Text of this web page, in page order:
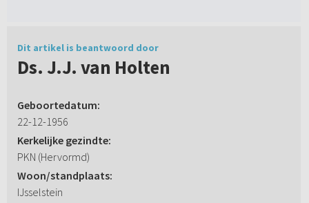
Dit artikel is beantwoord door
Ds. J.J. van Holten
Geboortedatum:
22-12-1956
Kerkelijke gezindte:
PKN (Hervormd)
Woon/standplaats:
IJsselstein